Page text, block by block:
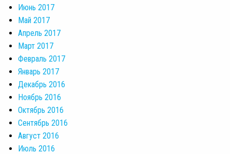
Июнь 2017
Май 2017
Апрель 2017
Март 2017
Февраль 2017
Январь 2017
Декабрь 2016
Ноябрь 2016
Октябрь 2016
Сентябрь 2016
Август 2016
Июль 2016